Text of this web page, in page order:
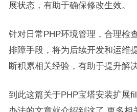
展状态，有助于确保修改生效。
针对日常PHP环境管理，合理检
排障手段，将为后续开发和运维
断积累相关经验，有助于提升解
到此这篇关于PHP宝塔安装扩展